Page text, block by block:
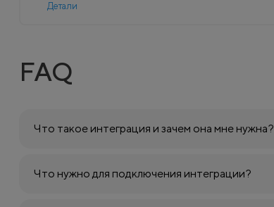
Детали
FAQ
Что такое интеграция и зачем она мне нужна?
Что нужно для подключения интеграции?